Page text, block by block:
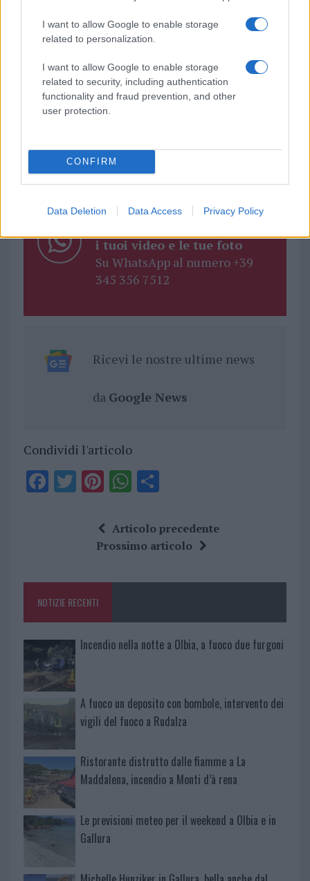
I want to allow Google to enable storage
related to personalization.
I want to allow Google to enable storage
related to security, including authentication
functionality and fraud prevention, and other
user protection.
CONFIRM
Data Deletion Data Access Privacy Policy
TEMI: Guerra Ucraina Marco Casula
Tanya
Tempio Pausania
GalluraOggi.it
i tuoi video e le tue foto
Su WhatsApp al numero +39
345 356 7512
Ricevi le nostre ultime news
da Google News
Condividi l'articolo
F
o
k
T Pi
te
re
W
at
s
p
S
a
re
Articolo precedente
Prossimo articolo
NOTIZIE RECENTI
Incendio nella notte a Olbia, a fuoco due furgoni
A fuoco un deposito con bombole, intervento dei
vigili del fuoco a Rudalza
Ristorante distrutto dalle fiamme a La
Maddalena, incendio a Monti d’à rena
Le previsioni meteo per il weekend a Olbia e in
Gallura